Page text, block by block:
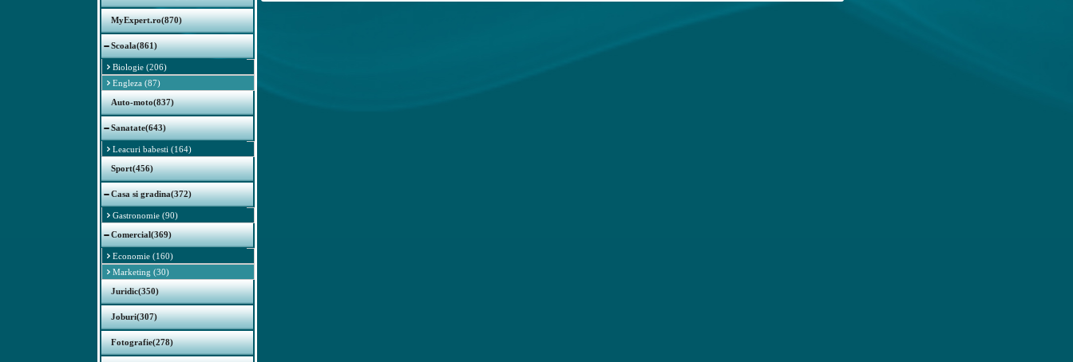
MyExpert.ro(870)
Scoala(861)
Biologie (206)
Engleza (87)
Auto-moto(837)
Sanatate(643)
Leacuri babesti (164)
Sport(456)
Casa si gradina(372)
Gastronomie (90)
Comercial(369)
Economie (160)
Marketing (30)
Juridic(350)
Joburi(307)
Fotografie(278)